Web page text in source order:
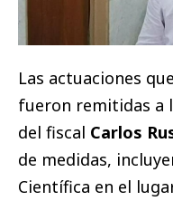
Las actuaciones
fueron remitidas a
del fiscal Carlos
de medidas,
Científica en el